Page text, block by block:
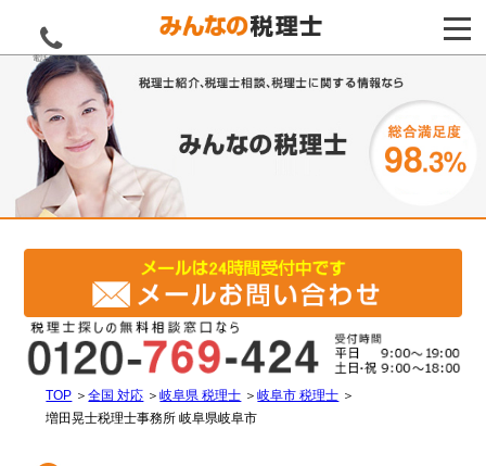
電話をする
TOP ＞全国 対応 ＞岐阜県 税理士 ＞岐阜市 税理士 ＞
増田晃士税理士事務所 岐阜県岐阜市